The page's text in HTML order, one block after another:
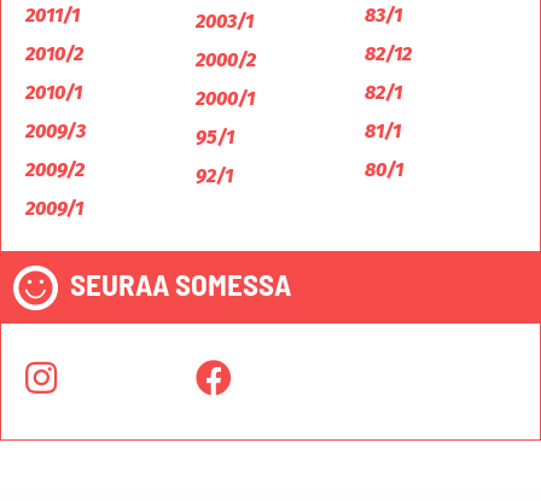
2011/1
2010/2
2010/1
2009/3
2009/2
2009/1
2003/1
2000/2
2000/1
95/1
92/1
83/1
82/12
82/1
81/1
80/1
SEURAA SOMESSA